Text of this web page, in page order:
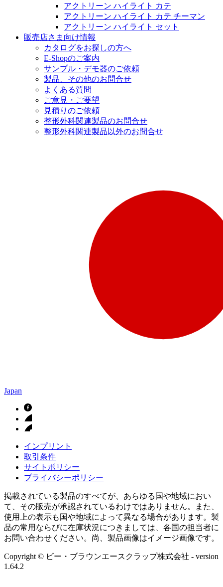
アクトリーン ハイライト カテ
アクトリーン ハイライト カテ チーマン
アクトリーン ハイライト セット
販売店さま向け情報
カタログをお探しの方へ
E-Shopのご案内
サンプル・デモ器のご依頼
製品、その他のお問合せ
よくある質問
ご意見・ご要望
見積りのご依頼
整形外科関連製品のお問合せ
整形外科関連製品以外のお問合せ
Japan
インプリント
取引条件
サイトポリシー
プライバシーポリシー
掲載されている製品のすべてが、あらゆる国や地域におい
て、その販売が承認されているわけではありません。また、
使用上の表示も国や地域によって異なる場合があります。製
品の常用ならびに在庫状況につきましては、各国の担当者に
お問い合わせください。尚、製品画像はイメージ画像です。
Copyright © ビー・ブラウンエースクラップ株式会社 - version
1.64.2